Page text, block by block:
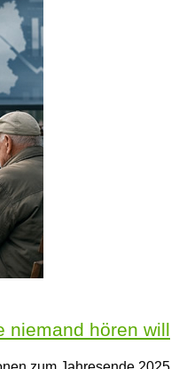
niemand hören will